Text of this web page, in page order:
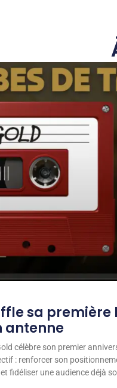
sa première
antenne
célèbre son premier
: renforcer son
fidéliser une audience déjà